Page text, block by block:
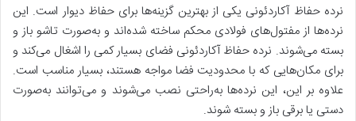
نرده حفاظ آکاردئونی یکی از بهترین گزینهها برای حفاظ دیوار است. این
نردهها از مفتولهای فولادی محکم ساخته شدهاند و بهصورت تاشو باز و
بسته میشوند. نرده حفاظ آکاردئونی فضای بسیار کمی را اشغال میکند و
برای مکانهایی که با محدودیت فضا مواجه هستند، بسیار مناسب است.
علاوه بر این، این نردهها بهراحتی نصب میشوند و میتوانند بهصورت
دستی یا برقی باز و بسته شوند.